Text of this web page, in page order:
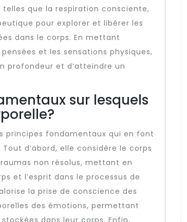
que la respiration consciente,
pour explorer et libérer les
dans le corps. En mettant
et les sensations physiques,
profondeur et d’atteindre un
sur lesquels
principes fondamentaux qui en font
d’abord, elle considère le corps
non résolus, mettant en
et l’esprit dans le processus de
la prise de conscience des
des émotions, permettant
dans leur corps. Enfin,